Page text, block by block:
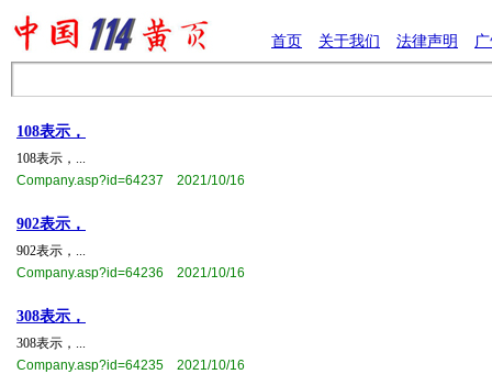
首页 关于我们 法律声明
108表示，
108表示，...
Company.asp?id=64237 2021/10/16
902表示，
902表示，...
Company.asp?id=64236 2021/10/16
308表示，
308表示，...
Company.asp?id=64235 2021/10/16